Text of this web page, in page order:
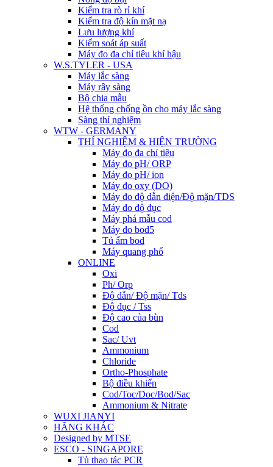
Kiểm tra rò rỉ khí
Kiểm tra độ kín mặt nạ
Lưu lượng khí
Kiểm soát áp suất
Máy đo đa chỉ tiêu khí hậu
W.S.TYLER - USA
Máy lắc sàng
Máy rây sàng
Bộ chia mẫu
Hệ thống chống ồn cho máy lắc sàng
Sàng thí nghiệm
WTW - GERMANY
THÍ NGHIỆM & HIỆN TRƯỜNG
Máy đo đa chỉ tiêu
Máy đo pH/ ORP
Máy đo pH/ ion
Máy đo oxy (DO)
Máy đo độ dẫn điện/Độ mặn/TDS
Máy đo độ đục
Máy phá mẫu cod
Máy đo bod5
Tủ ấm bod
Máy quang phổ
ONLINE
Oxi
Ph/ Orp
Độ dẫn/ Độ mặn/ Tds
Độ đục / Tss
Độ cao của bùn
Cod
Sac/ Uvt
Ammonium
Chloride
Ortho-Phosphate
Bộ điều khiển
Cod/Toc/Doc/Bod/Sac
Ammonium & Nitrate
WUXI JIANYI
HÃNG KHÁC
Designed by MTSE
ESCO - SINGAPORE
Tủ thao tác PCR